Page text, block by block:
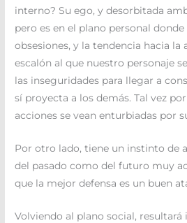
interno? Su ego, y desorbitada
pero es en el plano personal
obsesiones, y la tendencia hacia la
escalón al que nuestro personaje
las inseguridades para llegar a
sí proyecta a los demás. Tal vez
acciones se vean enturbiadas por
Por otro lado, tiene un instinto de
del pasado como del futuro muy
que la mejor defensa es un buen
Volviendo al plano social,